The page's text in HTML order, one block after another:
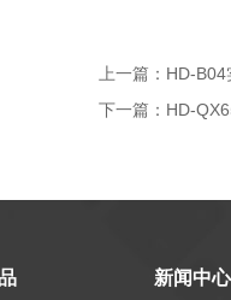
上一篇： HD-B04
下一篇： HD-
新闻中心